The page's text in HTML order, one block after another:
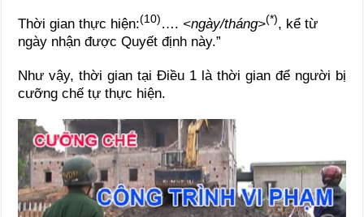
Thời gian thực hiện:(10)…. <ngày/tháng>(*), kể từ
ngày nhận được Quyết định này.”
Như vậy, thời gian tại Điều 1 là thời gian để người bị
cưỡng chế tự thực hiện.